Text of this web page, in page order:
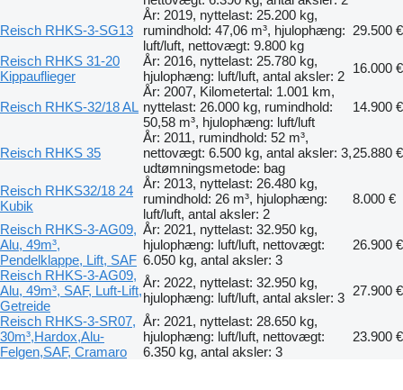
Reisch RHKS-3-SG13
År: 2019, nyttelast: 25.200 kg,
rumindhold: 47,06 m³, hjulophæng:
luft/luft, nettovægt: 9.800 kg
29.500 €
Reisch RHKS 31-20
Kippauflieger
År: 2016, nyttelast: 25.780 kg,
hjulophæng: luft/luft, antal aksler: 2
16.000 €
Reisch RHKS-32/18 AL
År: 2007, Kilometertal: 1.001 km,
nyttelast: 26.000 kg, rumindhold:
50,58 m³, hjulophæng: luft/luft
14.900 €
Reisch RHKS 35
År: 2011, rumindhold: 52 m³,
nettovægt: 6.500 kg, antal aksler: 3,
udtømningsmetode: bag
25.880 €
Reisch RHKS32/18 24
Kubik
År: 2013, nyttelast: 26.480 kg,
rumindhold: 26 m³, hjulophæng:
luft/luft, antal aksler: 2
8.000 €
Reisch RHKS-3-AG09,
Alu, 49m³,
Pendelklappe, Lift, SAF
År: 2021, nyttelast: 32.950 kg,
hjulophæng: luft/luft, nettovægt:
6.050 kg, antal aksler: 3
26.900 €
Reisch RHKS-3-AG09,
Alu, 49m³, SAF, Luft-Lift,
Getreide
År: 2022, nyttelast: 32.950 kg,
hjulophæng: luft/luft, antal aksler: 3 27.900 €
Reisch RHKS-3-SR07,
30m³,Hardox,Alu-
Felgen,SAF, Cramaro
År: 2021, nyttelast: 28.650 kg,
hjulophæng: luft/luft, nettovægt:
6.350 kg, antal aksler: 3
23.900 €